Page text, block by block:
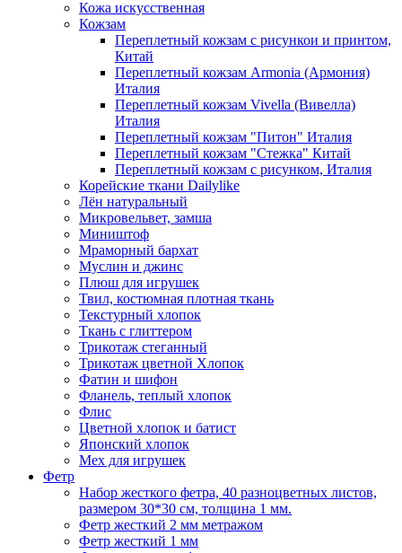
Кожа искусственная
Кожзам
Переплетный кожзам с рисункои и принтом,
Китай
Переплетный кожзам Armonia (Армония)
Италия
Переплетный кожзам Vivella (Вивелла)
Италия
Переплетный кожзам "Питон" Италия
Переплетный кожзам "Стежка" Китай
Переплетный кожзам с рисунком, Италия
Корейские ткани Dailylike
Лён натуральный
Микровельвет, замша
Миништоф
Мраморный бархат
Муслин и джинс
Плюш для игрушек
Твил, костюмная плотная ткань
Текстурный хлопок
Ткань с глиттером
Трикотаж стеганный
Трикотаж цветной Хлопок
Фатин и шифон
Фланель, теплый хлопок
Флис
Цветной хлопок и батист
Японский хлопок
Мех для игрушек
Фетр
Набор жесткого фетра, 40 разноцветных листов,
размером 30*30 см, толщина 1 мм.
Фетр жесткий 2 мм метражом
Фетр жесткий 1 мм